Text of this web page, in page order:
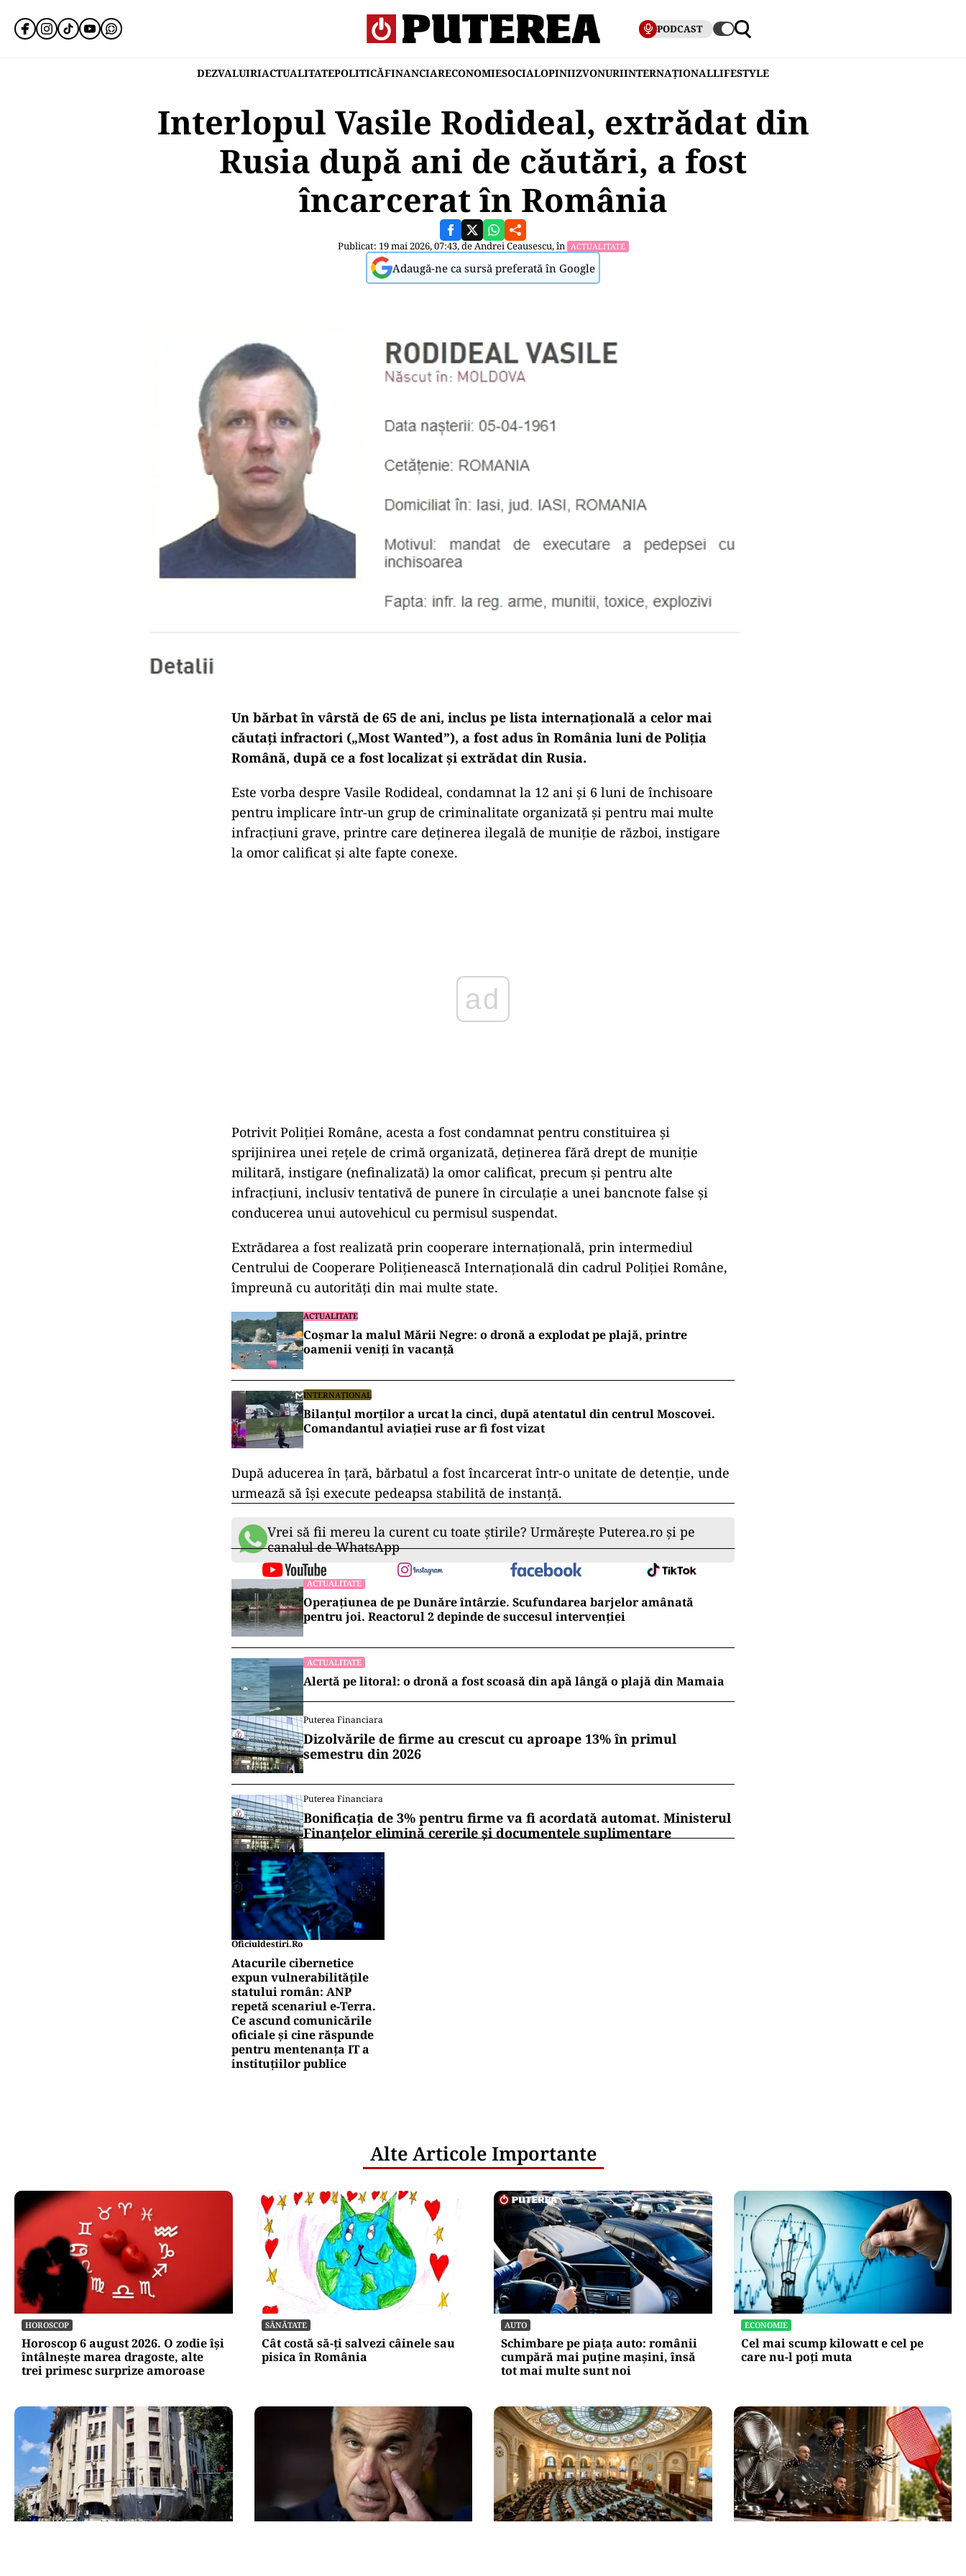
PODCAST
DEZVALUIRIACTUALITATEPOLITICĂFINANCIARECONOMIESOCIALOPINIIZVONURIINTERNAȚIONALLIFESTYLE
Interlopul Vasile Rodideal, extrădat din
Rusia după ani de căutări, a fost
încarcerat în România
Publicat: 19 mai 2026, 07:43, deAndrei Ceausescu, în ACTUALITATE
Adaugă-ne ca sursă preferată în Google
Un bărbat în vârstă de 65 de ani, inclus pe lista internațională a celor mai
căutați infractori („Most Wanted”), a fost adus în România luni de Poliția
Română, după ce a fost localizat și extrădat din Rusia.
Este vorba despre Vasile Rodideal, condamnat la 12 ani și 6 luni de închisoare
pentru implicare într-un grup de criminalitate organizată și pentru mai multe
infracțiuni grave, printre care deținerea ilegală de muniție de război, instigare
la omor calificat și alte fapte conexe.
Potrivit Poliției Române, acesta a fost condamnat pentru constituirea și
sprijinirea unei rețele de crimă organizată, deținerea fără drept de muniție
militară, instigare (nefinalizată) la omor calificat, precum și pentru alte
infracțiuni, inclusiv tentativă de punere în circulație a unei bancnote false și
conducerea unui autovehicul cu permisul suspendat.
Extrădarea a fost realizată prin cooperare internațională, prin intermediul
Centrului de Cooperare Polițienească Internațională din cadrul Poliției Române,
împreună cu autorități din mai multe state.
ACTUALITATE
Coșmar la malul Mării Negre: o dronă a explodat pe plajă, printre
oamenii veniți în vacanță
INTERNAȚIONAL
Bilanțul morților a urcat la cinci, după atentatul din centrul Moscovei.
Comandantul aviației ruse ar fi fost vizat
După aducerea în țară, bărbatul a fost încarcerat într-o unitate de detenție, unde
urmează să își execute pedeapsa stabilită de instanță.
Vrei să fii mereu la curent cu toate știrile? Urmărește Puterea.ro și pe
canalul de WhatsApp
ACTUALITATE
Operațiunea de pe Dunăre întârzie. Scufundarea barjelor amânată
pentru joi. Reactorul 2 depinde de succesul intervenției
ACTUALITATE
Alertă pe litoral: o dronă a fost scoasă din apă lângă o plajă din Mamaia
Puterea Financiara
Dizolvările de firme au crescut cu aproape 13% în primul
semestru din 2026
Puterea Financiara
Bonificația de 3% pentru firme va fi acordată automat. Ministerul
Finanțelor elimină cererile și documentele suplimentare
Oficiuldestiri.ro
Atacurile cibernetice
expun vulnerabilitățile
statului român: ANP
repetă scenariul e‑Terra.
Ce ascund comunicările
oficiale și cine răspunde
pentru mentenanța IT a
instituțiilor publice
Alte Articole Importante
HOROSCOP
Horoscop 6 august 2026. O zodie își
întâlnește marea dragoste, alte
trei primesc surprize amoroase
SĂNĂTATE
Cât costă să-ți salvezi câinele sau
pisica în România
AUTO
Schimbare pe piața auto: românii
cumpără mai puține mașini, însă
tot mai multe sunt noi
ECONOMIE
Cel mai scump kilowatt e cel pe
care nu-l poți muta